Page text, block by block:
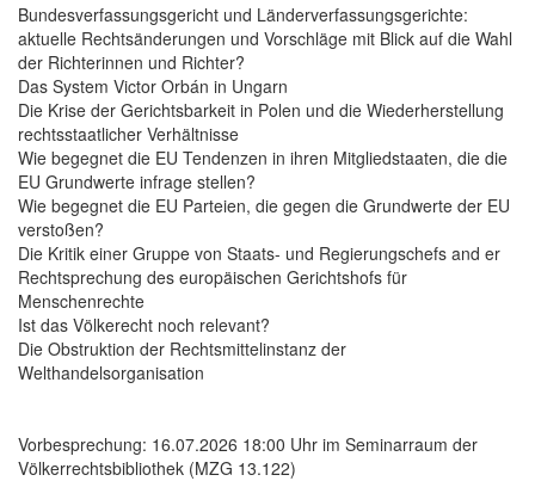
Bundesverfassungsgericht und Länderverfassungsgerichte:
aktuelle Rechtsänderungen und Vorschläge mit Blick auf die Wahl
der Richterinnen und Richter?
Das System Victor Orbán in Ungarn
Die Krise der Gerichtsbarkeit in Polen und die Wiederherstellung
rechtsstaatlicher Verhältnisse
Wie begegnet die EU Tendenzen in ihren Mitgliedstaaten, die die
EU Grundwerte infrage stellen?
Wie begegnet die EU Parteien, die gegen die Grundwerte der EU
verstoßen?
Die Kritik einer Gruppe von Staats- und Regierungschefs and er
Rechtsprechung des europäischen Gerichtshofs für
Menschenrechte
Ist das Völkerecht noch relevant?
Die Obstruktion der Rechtsmittelinstanz der
Welthandelsorganisation
Vorbesprechung: 16.07.2026 18:00 Uhr im Seminarraum der
Völkerrechtsbibliothek (MZG 13.122)